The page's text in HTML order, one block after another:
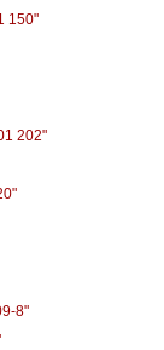
150"
202"
8"